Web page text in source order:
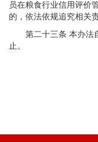
员在粮食行业信用评价
的，依法依规追究相关
第二十三条 本办法自
止。